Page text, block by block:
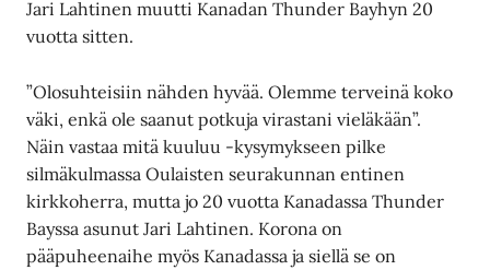
Jari Lahtinen muutti Kanadan Thunder Bayhyn 20
vuotta sitten.
”Olosuhteisiin nähden hyvää. Olemme terveinä koko
väki, enkä ole saanut potkuja virastani vieläkään”.
Näin vastaa mitä kuuluu -kysymykseen pilke
silmäkulmassa Oulaisten seurakunnan entinen
kirkkoherra, mutta jo 20 vuotta Kanadassa Thunder
Bayssa asunut Jari Lahtinen. Korona on
pääpuheenaihe myös Kanadassa ja siellä se on